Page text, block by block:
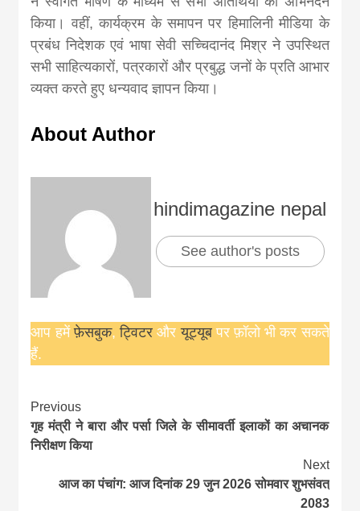
किया। वहीं, कार्यक्रम के समापन पर हिमालिनी मीडिया के
प्रबंध निदेशक एवं भाषा सेवी सच्चिदानंद मिश्र ने उपस्थित
सभी साहित्यकारों, पत्रकारों और प्रबुद्ध जनों के प्रति आभार
व्यक्त करते हुए धन्यवाद ज्ञापन किया।
About Author
hindimagazine nepal
See author's posts
आप हमेंफ़ेसबुक,ट्विटरऔरयूट्यूबपर फ़ॉलो भी कर सकते
हैं.
Continue
Reading
Previous
गृह मंत्री ने बारा और पर्सा जिले के सीमावर्ती इलाकों का अचानक
निरीक्षण किया
Next
आज का पंचांग: आज दिनांक 29 जुन 2026 सोमवार शुभसंवत्
2083